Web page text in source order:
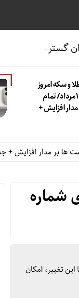
گستر
و سکه امروز
پنجشنبه 15مرداد/ تمام
افزایش +
شماره
این تغییر، امکان